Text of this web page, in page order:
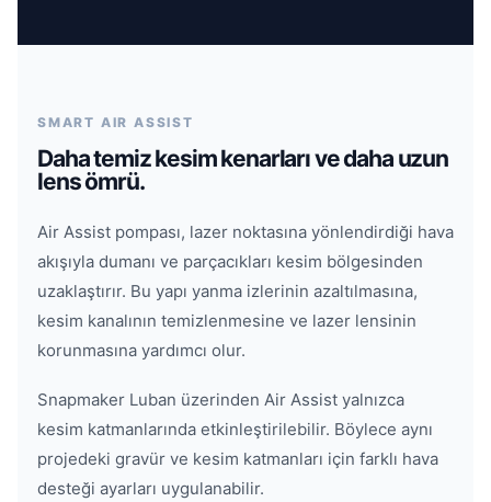
SMART AIR ASSIST
Daha temiz kesim kenarları ve daha uzun
lens ömrü.
Air Assist pompası, lazer noktasına yönlendirdiği hava
akışıyla dumanı ve parçacıkları kesim bölgesinden
uzaklaştırır. Bu yapı yanma izlerinin azaltılmasına,
kesim kanalının temizlenmesine ve lazer lensinin
korunmasına yardımcı olur.
Snapmaker Luban üzerinden Air Assist yalnızca
kesim katmanlarında etkinleştirilebilir. Böylece aynı
projedeki gravür ve kesim katmanları için farklı hava
desteği ayarları uygulanabilir.